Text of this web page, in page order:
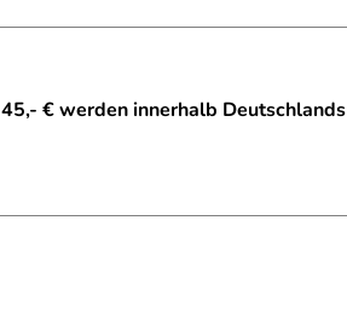
€ werden innerhalb Deutschlands